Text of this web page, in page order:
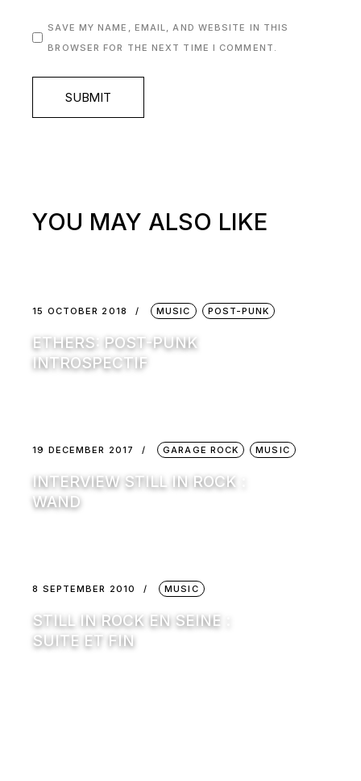
SAVE MY NAME, EMAIL, AND WEBSITE IN THIS
BROWSER FOR THE NEXT TIME I COMMENT.
SUBMIT
YOU MAY ALSO LIKE
15 OCTOBER 2018 MUSIC POST-PUNK
ETHERS: POST-PUNK
INTROSPECTIF
19 DECEMBER 2017 GARAGE ROCK MUSIC
INTERVIEW STILL IN ROCK :
WAND
8 SEPTEMBER 2010 MUSIC
STILL IN ROCK EN SEINE :
SUITE ET FIN